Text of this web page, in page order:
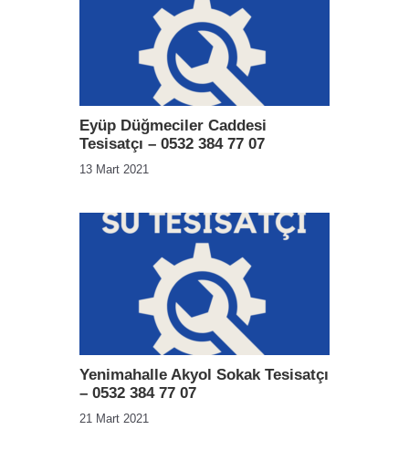
Eyüp Düğmeciler Caddesi
Tesisatçı – 0532 384 77 07
13 Mart 2021
Yenimahalle Akyol Sokak Tesisatçı
– 0532 384 77 07
21 Mart 2021